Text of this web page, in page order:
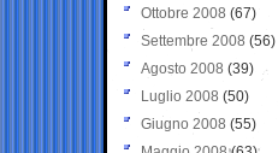
Ottobre 2008 (67)
Settembre 2008 (56)
Agosto 2008 (39)
Luglio 2008 (50)
Giugno 2008 (55)